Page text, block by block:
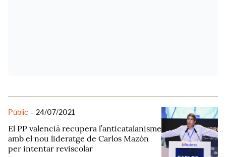
Públic - 24/07/2021
El PP valencià recupera l’anticatalanisme
amb el nou lideratge de Carlos Mazón
per intentar reviscolar